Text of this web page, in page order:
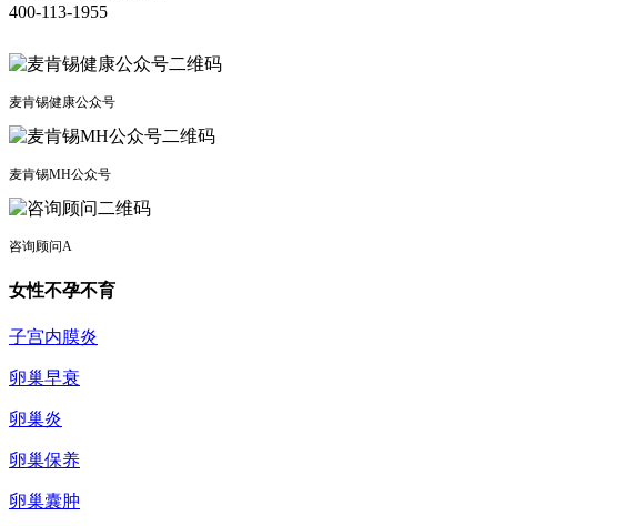
400-113-1955
麦肯锡健康公众号
麦肯锡MH公众号
咨询顾问A
女性不孕不育
子宫内膜炎
卵巢早衰
卵巢炎
卵巢保养
卵巢囊肿